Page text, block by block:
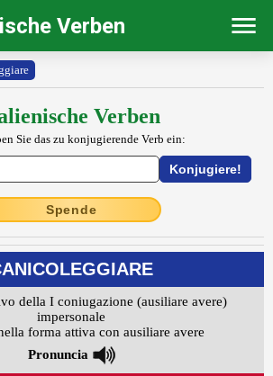
Verben
Verben
Sie das zu konjugierende Verb ein:
Spende
della I coniugazione (ausiliare avere)
impersonale
forma attiva con ausiliare avere
Pronuncia